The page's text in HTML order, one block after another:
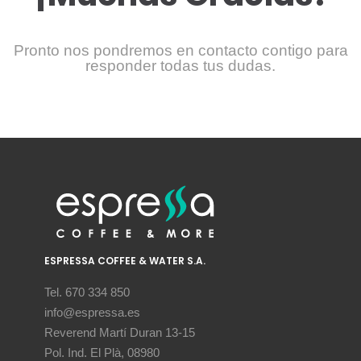
Pronto nos pondremos en contacto contigo para
responder todas tus dudas.
ESPRESSA COFFEE & WATER S.A.
Tel. 670 334 850
info@espressa.es
Reverend Martí Duran 13-15
Pol. Ind. El Plà, 08980